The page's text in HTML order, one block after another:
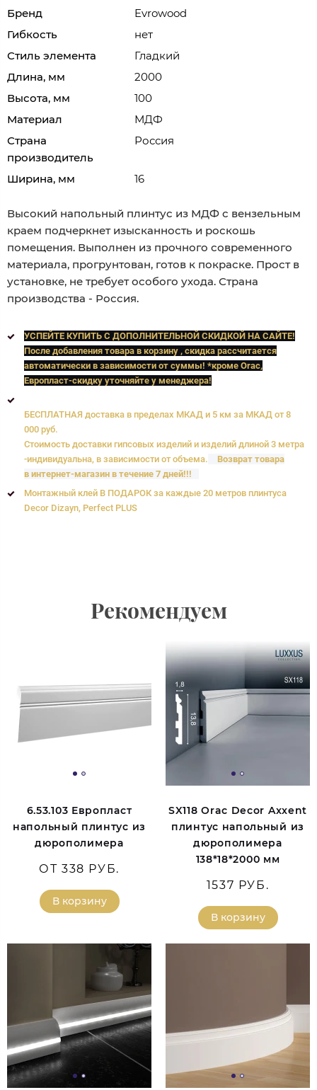
Бренд
Evrowood
Гибкость
нет
Стиль элемента
Гладкий
Длина, мм
2000
Высота, мм
100
Материал
МДФ
Страна
производитель
Россия
Ширина, мм 16
Высокий напольный плинтус из МДФ с вензельным
краем подчеркнет изысканность и роскошь
помещения. Выполнен из прочного современного
материала, прогрунтован, готов к покраске. Прост в
установке, не требует особого ухода. Страна
производства - Россия.
УСПЕЙТЕ КУПИТЬ C ДОПОЛНИТЕЛЬНОЙ СКИДКОЙ НА САЙТЕ!
После добавления товара в корзину , скидка рассчитается
автоматически в зависимости от суммы! *кроме Orac,
Европласт-скидку уточняйте у менеджера!
БЕСПЛАТНАЯ доставка в пределах МКАД и 5 км за МКАД от 8
000 руб.
Стоимость доставки гипсовых изделий и изделий длиной 3 метра
-индивидуальна, в зависимости от объема.
Возврат товара
в интернет-магазин в течение 7 дней!!!
Монтажный клей В ПОДАРОК за каждые 20 метров плинтуса
Decor Dizayn, Perfect PLUS
Рекомендуем
6.53.103 Европласт
напольный плинтус из
дюрополимера
ОТ 338 РУБ.
В корзину
SX118 Orac Decor Axxent
плинтус напольный из
дюрополимера
138*18*2000 мм
1537 РУБ.
В корзину